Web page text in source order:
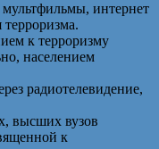
интернет
терроризма.
к терроризму
населением
радиотелевидение,
высших вузов
к